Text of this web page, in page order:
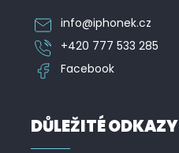
info@iphonek.cz
+420 777 533 285
Facebook
DŮLEŽITÉ ODKAZY